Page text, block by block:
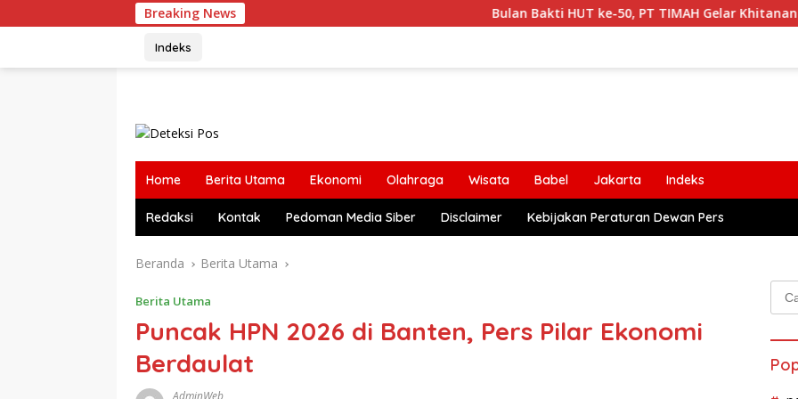
ke
Breaking News Bulan Bakti HUT ke-50, PT TIMAH Gelar Khitanan Massal,
Indeks
Home Berita Utama Ekonomi Olahraga Wisata Babel Jakarta Indeks
Redaksi Kontak Pedoman Media Siber Disclaimer Kebijakan Peraturan Dewan Pers
Beranda Berita Utama
Berita Utama
Puncak HPN 2026 di Banten, Pers Pilar Ekonomi
Berdaulat
Cari